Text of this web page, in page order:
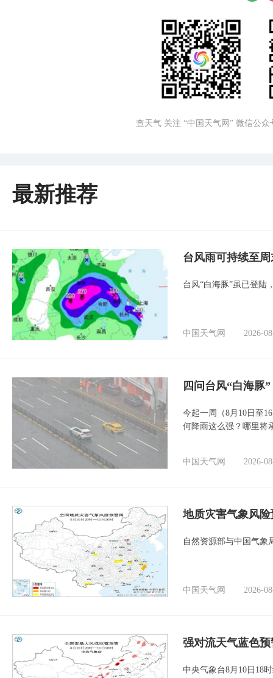
查天气 关注 “中国天气网” 微信公众
最新推荐
台风雨可持续至
台风“白海豚”虽已登陆
中国天气网 2026-
四问台风“白海豚
今起一周（8月10日至
何降雨这么强？哪里将
中国天气网 2026-
地质灾害气象风
自然资源部与中国气象
中国天气网 2026-
强对流天气蓝色
中央气象台8月10日18